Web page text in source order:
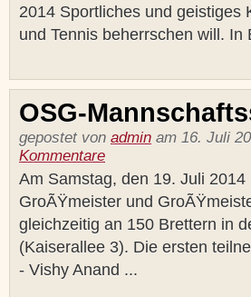
2014 Sportliches und geistiges
und Tennis beherrschen will.
OSG-
gepostet von admin am 16. Juli
Kommentare
Am Samstag, den 19. Juli
GroÃŸmeister und
gleichzeitig an 150 Brettern in
(Kaiserallee 3). Die ersten
- Vishy Anand ...